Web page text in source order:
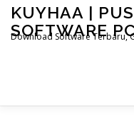
Skip
content
KUYHAA |
SOFTWARE
Download Software Terbaru,